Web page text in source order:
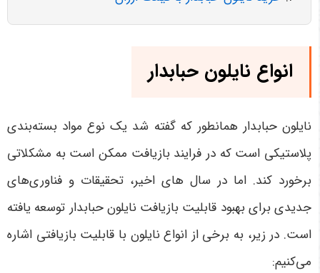
انواع نایلون حبابدار
نایلون حبابدار همانطور که گفته شد یک نوع مواد بسته‌بندی
پلاستیکی است که در فرایند بازیافت ممکن است به مشکلاتی
برخورد کند. اما در سال های اخیر، تحقیقات و فناوری‌های
جدیدی برای بهبود قابلیت بازیافت نایلون حبابدار توسعه یافته
است. در زیر، به برخی از انواع نایلون با قابلیت بازیافتی اشاره
می‌کنیم: